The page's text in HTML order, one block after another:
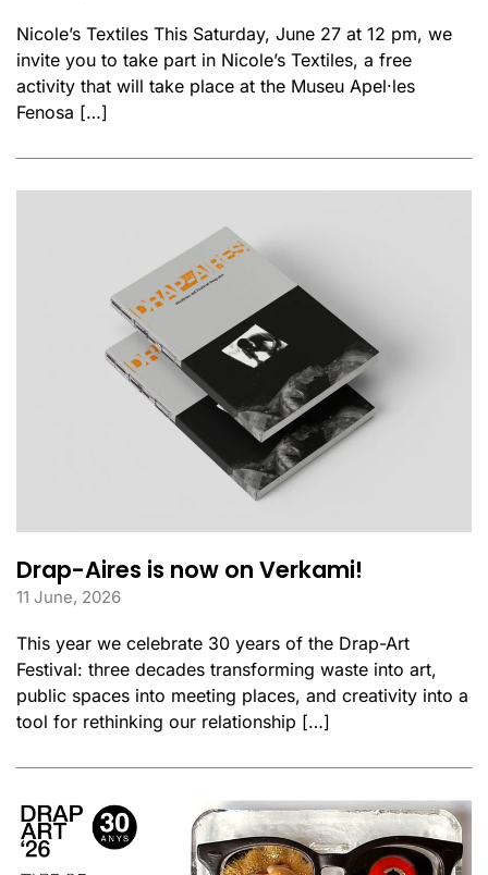
Nicole’s Textiles This Saturday, June 27 at 12 pm, we
invite you to take part in Nicole’s Textiles, a free
activity that will take place at the Museu Apel·les
Fenosa […]
Drap-Aires is now on Verkami!
11 June, 2026
This year we celebrate 30 years of the Drap-Art
Festival: three decades transforming waste into art,
public spaces into meeting places, and creativity into a
tool for rethinking our relationship […]